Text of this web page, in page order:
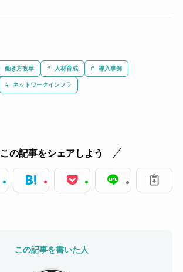
働き方改革 人材育成 導入事例
ネットワークインフラ
この記事をシェアしよう
この記事を書いた人